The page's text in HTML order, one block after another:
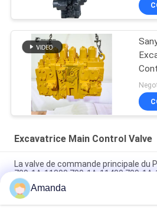
Excavatrice Main Control Valve
La valve de commande principale du
709-1A-11300 709-1A-11400 709-
PC160LC-7 PC160-7 Ventilateur de
Komatsu, 723-57-16100 Excavateur
Amanda